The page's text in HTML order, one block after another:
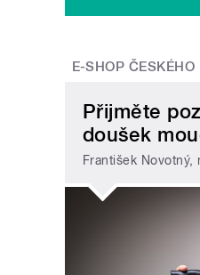
E-SHOP ČESKÉHO
Přijměte
doušek
František Novotný,